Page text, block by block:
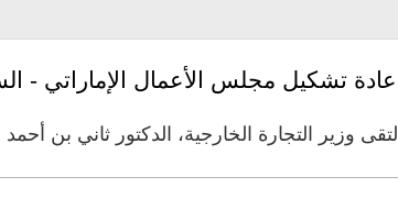
إعادة تشكيل مجلس الأعمال الإماراتي -
التقى وزير التجارة الخارجية، الدكتور ثاني بن